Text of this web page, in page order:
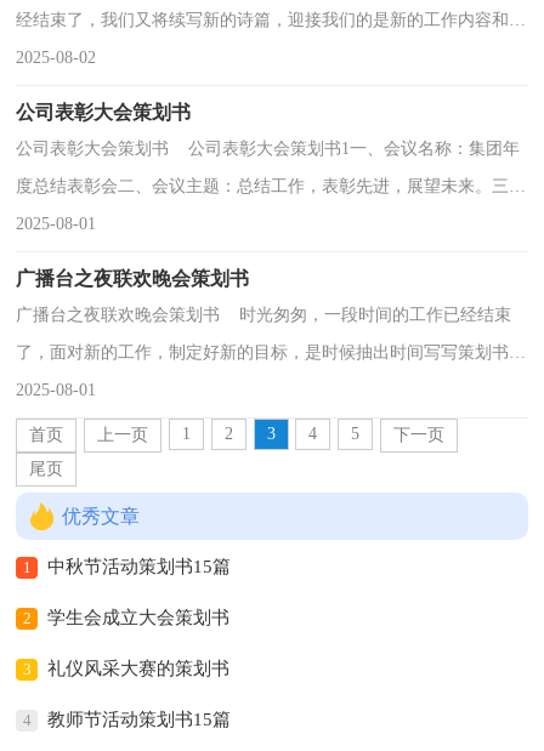
经结束了，我们又将续写新的诗篇，迎接我们的是新的工作内容和工
作目标，是时候静下心来好好写写策划书了。写策划书...
2025-08-02
公司表彰大会策划书
公司表彰大会策划书 公司表彰大会策划书1一、会议名称：集团年
度总结表彰会二、会议主题：总结工作，表彰先进，展望未来。三、
会议主持人：四、会议时间：20xx年4月xx日（暂定）五、会议...
2025-08-01
广播台之夜联欢晚会策划书
广播台之夜联欢晚会策划书 时光匆匆，一段时间的工作已经结束
了，面对新的工作，制定好新的目标，是时候抽出时间写写策划书
了。是不是无从下笔、没有头绪？以下是小编帮大家整理的...
2025-08-01
首页 上一页 1 2 3 4 5
下一页
尾页
优秀文章
1 中秋节活动策划书15篇
2 学生会成立大会策划书
3 礼仪风采大赛的策划书
4 教师节活动策划书15篇